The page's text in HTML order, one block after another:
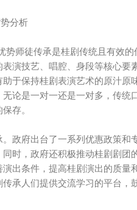
分析
势师徒传承是桂剧传统且有效
演技艺、唱腔、身段等核心要
于保持桂剧表演艺术的原汁原
论是一对一还是一对多，传统
存。
政府出台了一系列优惠政策和
时，政府还积极推动桂剧剧团
出条件，提高桂剧演出的质量
承人们提供交流学习的平台，